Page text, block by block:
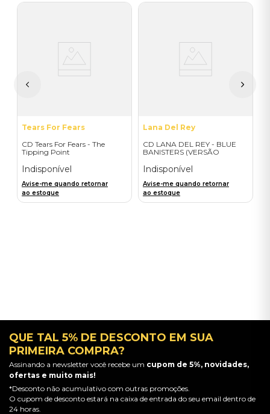
Tears For Fears
CD Tears For Fears - The
Tipping Point
Indisponível
Avise-me quando retornar
ao estoque
Lana Del Rey
CD LANA DEL REY - BLUE
BANISTERS (VERSÃO
Indisponível
Avise-me quando retornar
ao estoque
QUE TAL 5% DE DESCONTO EM SUA
PRIMEIRA COMPRA?
Assinando a newsletter você recebe um cupom de 5%, novidades,
ofertas e muito mais!
*Desconto não acumulativo com outras promoções.
O cupom de desconto estará na caixa de entrada do seu email dentro de
24 horas.